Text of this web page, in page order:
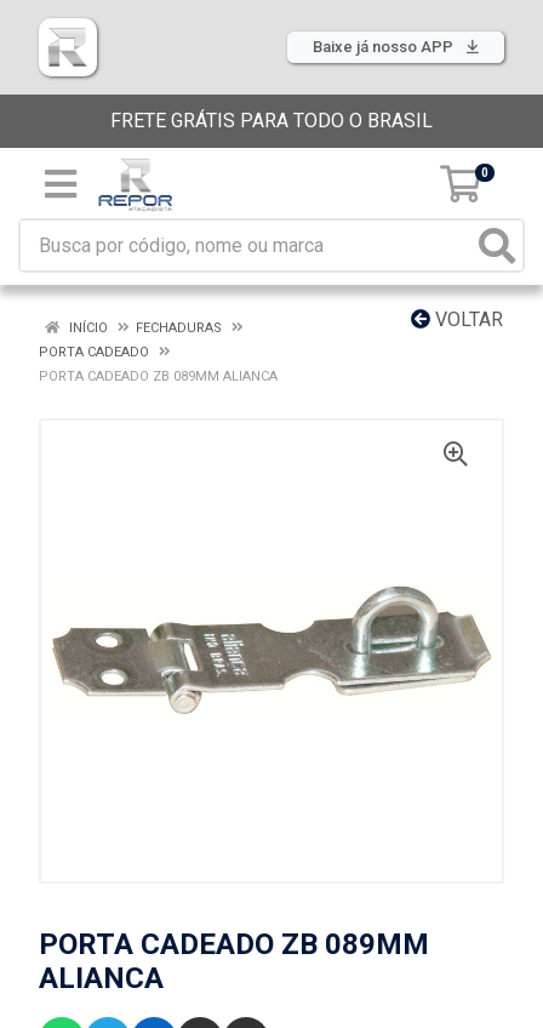
Baixe já nosso APP
FRETE GRÁTIS PARA TODO O BRASIL
0
VOLTAR
INÍCIO
FECHADURAS
PORTA CADEADO
PORTA CADEADO ZB 089MM ALIANCA
PORTA CADEADO ZB 089MM
ALIANCA